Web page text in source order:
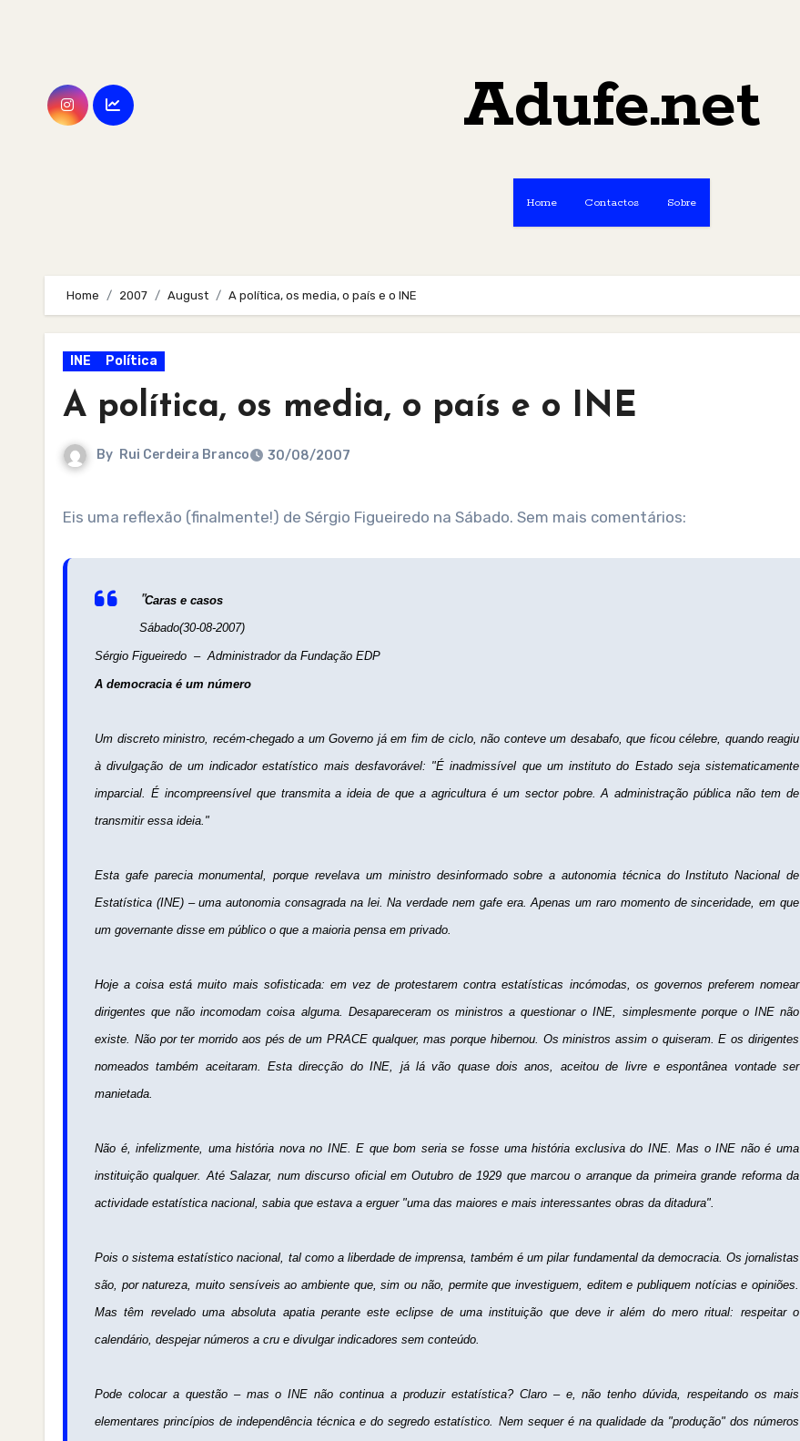
Adufe.net
Home Contactos Sobre
Home 2007 August A política, os media, o país e o INE
INE Política
A política, os media, o país e o INE
By Rui Cerdeira Branco 30/08/2007
Eis uma reflexão (finalmente!) de Sérgio Figueiredo na Sábado. Sem mais comentários:
"Caras e casos
Sábado(30-08-2007)
Sérgio Figueiredo – Administrador da Fundação EDP
A democracia é um número
Um discreto ministro, recém-chegado a um Governo já em fim de ciclo, não conteve um desabafo, que ficou célebre, quando reagiu
à divulgação de um indicador estatístico mais desfavorável: "É inadmissível que um instituto do Estado seja sistematicamente
imparcial. É incompreensível que transmita a ideia de que a agricultura é um sector pobre. A administração pública não tem de
transmitir essa ideia."
Esta gafe parecia monumental, porque revelava um ministro desinformado sobre a autonomia técnica do Instituto Nacional de
Estatística (INE) – uma autonomia consagrada na lei. Na verdade nem gafe era. Apenas um raro momento de sinceridade, em que
um governante disse em público o que a maioria pensa em privado.
Hoje a coisa está muito mais sofisticada: em vez de protestarem contra estatísticas incómodas, os governos preferem nomear
dirigentes que não incomodam coisa alguma. Desapareceram os ministros a questionar o INE, simplesmente porque o INE não
existe. Não por ter morrido aos pés de um PRACE qualquer, mas porque hibernou. Os ministros assim o quiseram. E os dirigentes
nomeados também aceitaram. Esta direcção do INE, já lá vão quase dois anos, aceitou de livre e espontânea vontade ser
manietada.
Não é, infelizmente, uma história nova no INE. E que bom seria se fosse uma história exclusiva do INE. Mas o INE não é uma
instituição qualquer. Até Salazar, num discurso oficial em Outubro de 1929 que marcou o arranque da primeira grande reforma da
actividade estatística nacional, sabia que estava a erguer "uma das maiores e mais interessantes obras da ditadura".
Pois o sistema estatístico nacional, tal como a liberdade de imprensa, também é um pilar fundamental da democracia. Os jornalistas
são, por natureza, muito sensíveis ao ambiente que, sim ou não, permite que investiguem, editem e publiquem notícias e opiniões.
Mas têm revelado uma absoluta apatia perante este eclipse de uma instituição que deve ir além do mero ritual: respeitar o
calendário, despejar números a cru e divulgar indicadores sem conteúdo.
Pode colocar a questão – mas o INE não continua a produzir estatística? Claro – e, não tenho dúvida, respeitando os mais
elementares princípios de independência técnica e do segredo estatístico. Nem sequer é na qualidade da "produção" dos números